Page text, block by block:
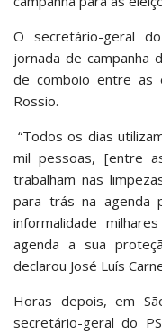
O secretário-geral
jornada de campanha
de comboio entre as
Rossio.
“Todos os dias
mil pessoas, [entre
trabalham nas
para trás na agenda
informalidade
agenda a sua
declarou José Luís
Horas depois, em
secretário-geral do